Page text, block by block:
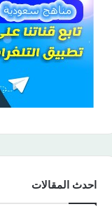
احدث المقالات